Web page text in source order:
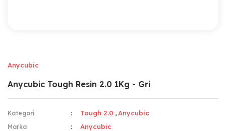
Anycubic
Anycubic Tough Resin 2.0 1Kg - Gri
Kategori Tough 2.0 ,Anycubic
Marka Anycubic